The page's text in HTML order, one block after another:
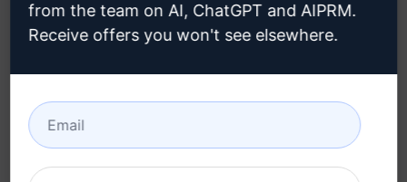
プライバシーポリシー
(en)
利用規定 (en)
利用規約 (en)
ブラウザ拡張機能用語
(en)
インストール方法
from the team on AI, ChatGPT and AIPRM.
Receive offers you won't see elsewhere.